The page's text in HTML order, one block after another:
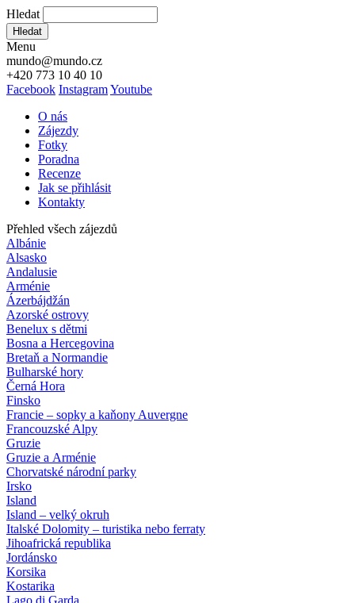
Hledat
Hledat
Menu
mundo@mundo.cz
+420 773 10 40 10
Facebook InstagramYoutube
O nás
Zájezdy
Fotky
Poradna
Recenze
Jak se přihlásit
Kontakty
Přehled všech zájezdů
Albánie
Alsasko
Andalusie
Arménie
Ázerbájdžán
Azorské ostrovy
Benelux s dětmi
Bosna a Hercegovina
Bretaň a Normandie
Bulharské hory
Černá Hora
Finsko
Francie – sopky a kaňony Auvergne
Francouzské Alpy
Gruzie
Gruzie a Arménie
Chorvatské národní parky
Irsko
Island
Island – velký okruh
Italské Dolomity – turistika nebo ferraty
Jihoafrická republika
Jordánsko
Korsika
Kostarika
Lago di Garda